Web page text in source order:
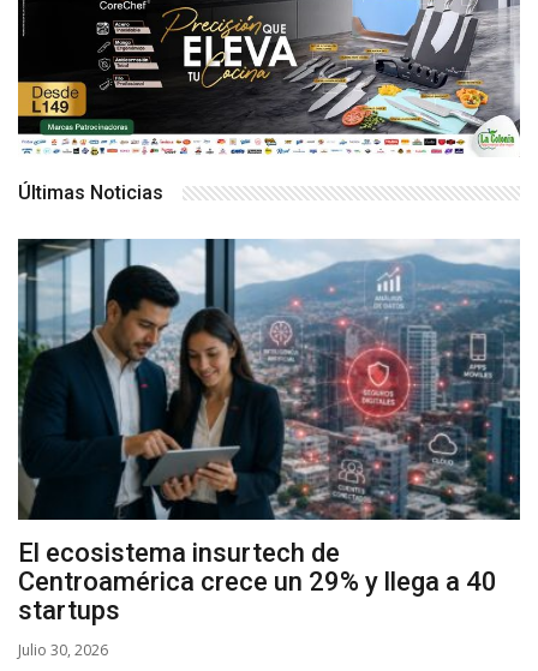
Últimas Noticias
El ecosistema insurtech de
Centroamérica crece un 29% y llega a 40
startups
Julio 30, 2026